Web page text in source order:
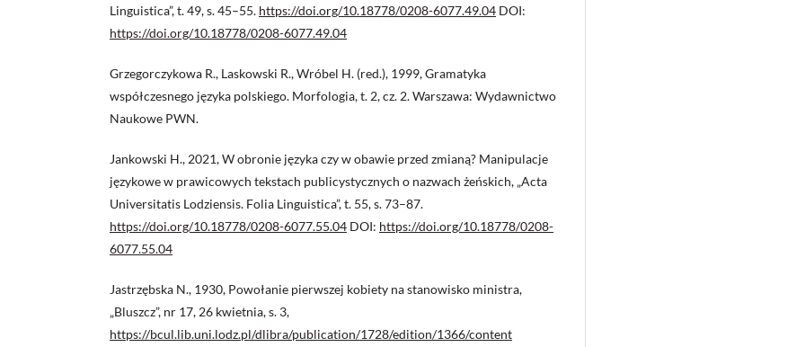
Linguistica”, t. 49, s. 45–55. https://doi.org/10.18778/0208-6077.49.04 DOI:
https://doi.org/10.18778/0208-6077.49.04
Grzegorczykowa R., Laskowski R., Wróbel H. (red.), 1999, Gramatyka
współczesnego języka polskiego. Morfologia, t. 2, cz. 2. Warszawa: Wydawnictwo
Naukowe PWN.
Jankowski H., 2021, W obronie języka czy w obawie przed zmianą? Manipulacje
językowe w prawicowych tekstach publicystycznych o nazwach żeńskich, „Acta
Universitatis Lodziensis. Folia Linguistica”, t. 55, s. 73–87.
https://doi.org/10.18778/0208-6077.55.04 DOI: https://doi.org/10.18778/0208-
6077.55.04
Jastrzębska N., 1930, Powołanie pierwszej kobiety na stanowisko ministra,
„Bluszcz”, nr 17, 26 kwietnia, s. 3,
https://bcul.lib.uni.lodz.pl/dlibra/publication/1728/edition/1366/content